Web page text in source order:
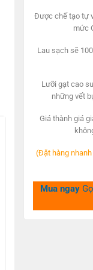
Được chế tạo tự
mức
Lau sạch sẽ
Lưỡi gạt cao
những vết
Giá thành giá
(Đặt hàng
Mua ngay